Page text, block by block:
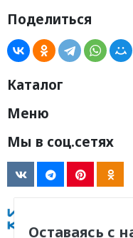
Поделиться
Каталог
Меню
Мы в соц.сетях
Оставаясь с